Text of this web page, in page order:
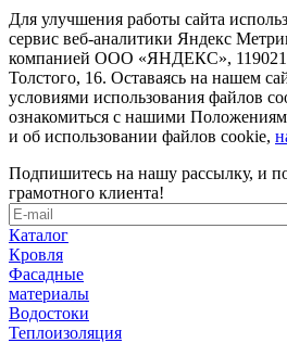
Для улучшения работы сайта
сервис веб-аналитики Яндекс
компанией ООО «ЯНДЕКС»,
Толстого, 16. Оставаясь на нашем
условиями использования файлов
ознакомиться с нашими
и об использовании файлов cookie,
Подпишитесь на нашу рассылку, и
грамотного клиента!
Каталог
Кровля
Фасадные
материалы
Водостоки
Теплоизоляция